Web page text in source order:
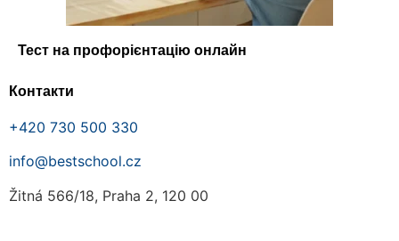
Тест на профорієнтацію онлайн
Контакти
+420 730 500 330
info@bestschool.cz
Žitná 566/18, Praha 2, 120 00